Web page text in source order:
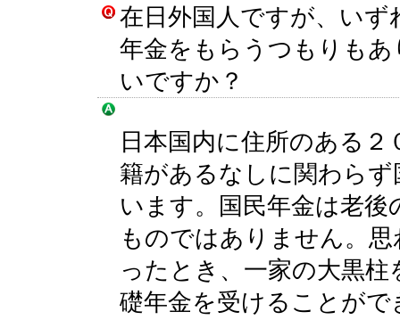
在日外国人ですが、い
年金をもらうつもりも
いですか？
日本国内に住所のある
籍があるなしに関わら
います。国民年金は老
ものではありません。
ったとき、一家の大黒
礎年金を受けることが